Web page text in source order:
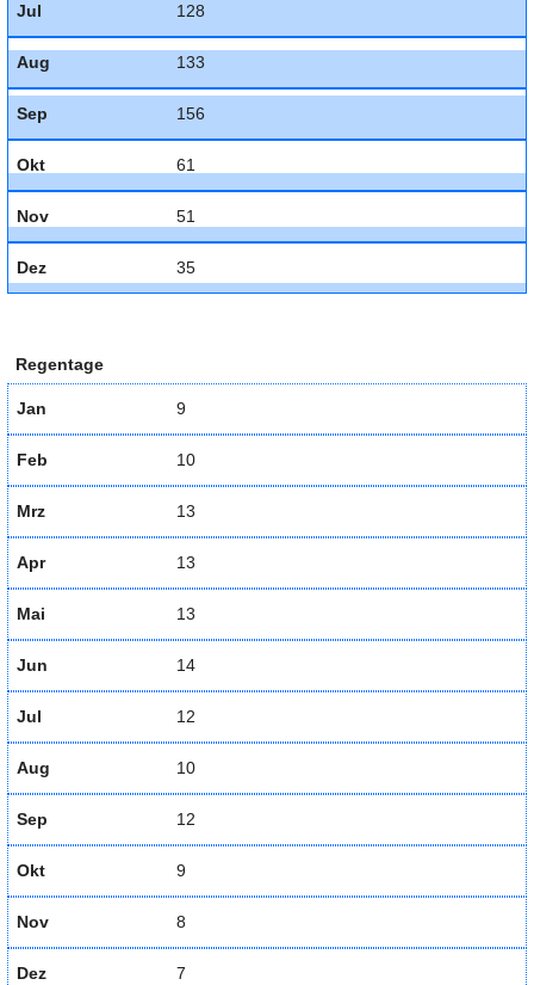
Jul 128
Aug 133
Sep 156
Okt 61
Nov 51
Dez 35
Regentage
Jan 9
Feb 10
Mrz 13
Apr 13
Mai 13
Jun 14
Jul 12
Aug 10
Sep 12
Okt 9
Nov 8
Dez 7